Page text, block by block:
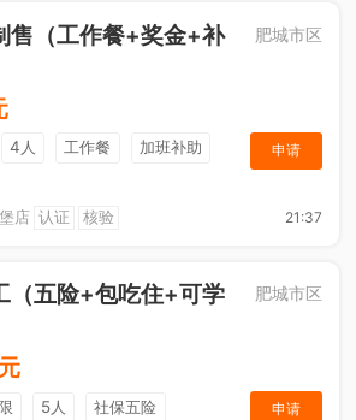
售（工作餐+奖金+补
肥城市区
4人 工作餐
加班补助
申请
店 认证 核验 21:37
（五险+包吃住+可学
肥城市区
5人
社保五险
申请